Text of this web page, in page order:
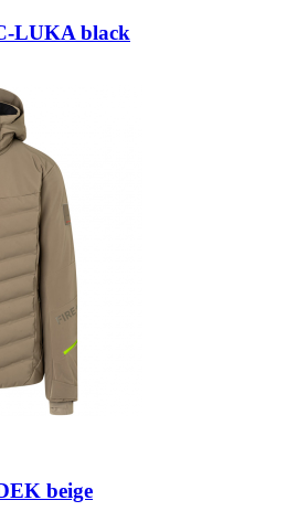
LUKA black
beige